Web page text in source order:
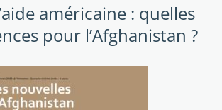
américaine : quelles
pour l’Afghanistan ?